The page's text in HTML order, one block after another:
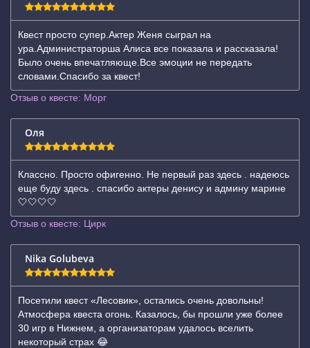
Квест просто супер.Актер Женя сыграл на
ура.Администраторша Алиса все показала и рассказала!
Было очень впечатляюще.Все эмоции не передать
словами.Спасибо за квест!
Отзыв о квесте: Морг
Оля
Классно. Просто офигенно. Не первый раз здесь . надеюсь
еще буду здесь . спасибо актеры денису и админу марине
🤍🤍🤍🤍
Отзыв о квесте: Цирк
Nika Golubeva
Посетили квест «Лесовик», остались очень довольны!
Атмосфера квеста огонь. Казалось, бы прошли уже более
30 игр в Нижнем, а организаторам удалось вселить
некоторый страх 😂